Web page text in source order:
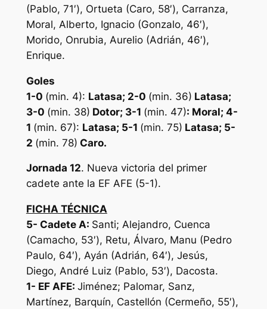
(Pablo, 71′), Ortueta (Caro, 58′), Carranza,
Moral, Alberto, Ignacio (Gonzalo, 46′),
Morido, Onrubia, Aurelio (Adrián, 46′),
Enrique.
Goles
1-0 (min. 4): Latasa; 2-0 (min. 36) Latasa;
3-0 (min. 38) Dotor; 3-1 (min. 47): Moral; 4-
1 (min. 67): Latasa; 5-1 (min. 75) Latasa; 5-
2 (min. 78) Caro.
Jornada 12. Nueva victoria del primer
cadete ante la EF AFE (5-1).
FICHA TÉCNICA
5- Cadete A: Santi; Alejandro, Cuenca
(Camacho, 53′), Retu, Álvaro, Manu (Pedro
Paulo, 64′), Ayán (Adrián, 64′), Jesús,
Diego, André Luiz (Pablo, 53′), Dacosta.
1- EF AFE: Jiménez; Palomar, Sanz,
Martínez, Barquín, Castellón (Cermeño, 55′),